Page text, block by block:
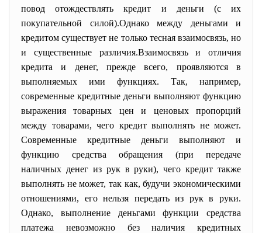
повод отождествлять кредит и деньги (с их
покупательной силой).Однако между деньгами и
кредитом существует не только тесная взаимосвязь, но
и существенные различия.Взаимосвязь и отличия
кредита и денег, прежде всего, проявляются в
выполняемых ими функциях. Так, например,
современные кредитные деньги выполняют функцию
выражения товарных цен и ценовых пропорций
между товарами, чего кредит выполнять не может.
Современные кредитные деньги выполняют и
функцию средства обращения (при передаче
наличных денег из рук в руки), чего кредит также
выполнять не может, так как, будучи экономическими
отношениями, его нельзя передать из рук в руки.
Однако, выполнение деньгами функции средства
платежа невозможно без наличия кредитных